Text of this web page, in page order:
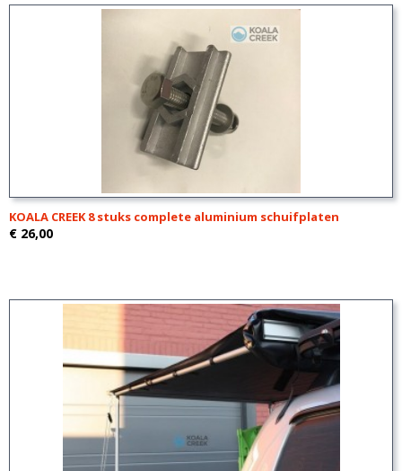
KOALA CREEK 8 stuks complete aluminium schuifplaten
€ 26,00